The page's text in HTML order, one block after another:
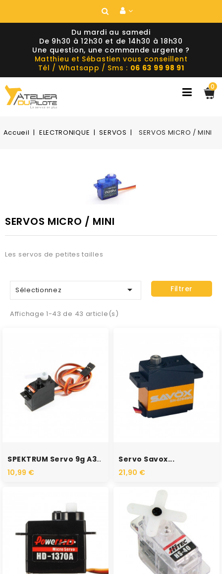
Du mardi au samedi
De 9h30 à 12h30 et de 14h30 à 18h30
Une question, une commande urgente ?
Matthieu et Sébastien vous conseillent
Tél / Whatsapp / Sms : 06 63 99 98 91
0
Accueil ELECTRONIQUE SERVOS SERVOS MICRO / MINI
SERVOS MICRO / MINI
Les servos de petites tailles
Sélectionnez  Filtrer
Affichage 1-43 de 43 article(s)
SPEKTRUM Servo 9g A381...
10,99 €
Servo Savox...
21,90 €